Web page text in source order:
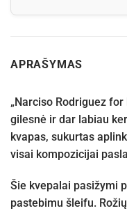
APRAŠYMAS
„Narciso Rodriguez
gilesnė ir dar labiau
kvapas, sukurtas
visai kompozicijai
Šie kvepalai pasižymi
pastebimu šleifu.